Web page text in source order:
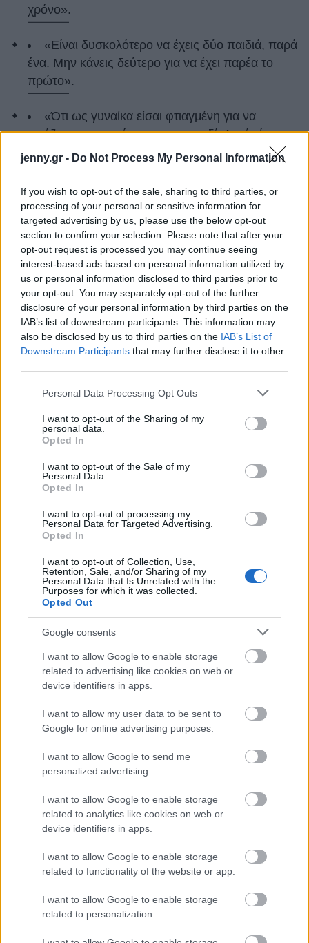
jenny.gr - Do Not Process My Personal Information
If you wish to opt-out of the sale, sharing to third parties, or
processing of your personal or sensitive information for
targeted advertising by us, please use the below opt-out
section to confirm your selection. Please note that after your
opt-out request is processed you may continue seeing
interest-based ads based on personal information utilized by
us or personal information disclosed to third parties prior to
your opt-out. You may separately opt-out of the further
disclosure of your personal information by third parties on the
IAB’s list of downstream participants. This information may
also be disclosed by us to third parties on the IAB’s List of
Downstream Participants that may further disclose it to other
Please note that this website/app uses one or more Google
not limited to your visit or usage behaviour. You may click to
grant or deny consent to Google and its third-party tags to
use your data for below specified purposes in below Google
consent section.
Personal Data Processing Opt Outs
I want to opt-out of the Sharing of my
personal data.
Opted In
I want to opt-out of the Sale of my
Personal Data.
Opted In
I want to opt-out of processing my
Personal Data for Targeted Advertising.
Opted In
I want to opt-out of Collection, Use,
Retention, Sale, and/or Sharing of my
Personal Data that Is Unrelated with the
Purposes for which it was collected.
Opted Out
Google consents
I want to allow Google to enable storage
related to advertising like cookies on web or
device identifiers in apps.
I want to allow my user data to be sent to
Google for online advertising purposes.
I want to allow Google to send me
personalized advertising.
I want to allow Google to enable storage
related to analytics like cookies on web or
device identifiers in apps.
I want to allow Google to enable storage
related to functionality of the website or app.
I want to allow Google to enable storage
related to personalization.
χρόνο».
«Είναι δυσκολότερο να έχεις δύο παιδιά, παρά
ένα. Μην κάνεις δεύτερο για να έχει παρέα το
πρώτο».
«Ότι ως γυναίκα είσαι φτιαγμένη για να
νοιάζεσαι περισσότερο για το παιδί. Αυτά είναι
βλακείες. Με εξαίρεση την παραγωγή μητρικού
ικανοποιήσουν τις ανάγκες του παιδιού. Το να
είσαι γονιός, είναι κάτι που το μαθαίνεις».
«Ότι δεν θα έχεις αγαπημένο παιδί. Φυσικά
και θα έχεις».
«Δεν σου λένε ότι το να βάζεις όρια στο παιδί
σου, είναι δυσκολότερο από όσο φαίνεται. Είναι
πολύ εύκολο να το κακομάθεις (ειδικά αν έχεις τα
μέσα) και ακόμη ευκολότερο να θέλεις να το
κλαίει ασταμάτητα. Είναι, επίσης, πανεύκολο να
κατηγορήσεις κάποιον άλλο για τα λάθη του
παιδιού σου. Μπορεί να τσακώνεσαι,
«Ότι γίνεται ευκολότερο με τον καιρό ή ότι
τελειώνει κάποια στιγμή. Δεν θα γίνει ευκολότερο
και δεν θα τελειώσει ποτέ. Ναι, η εφηβεία είναι η
δυσκολότερη περίοδος και είναι πανάκριβη,
ειδικά αν ασχολούνται και με αθλήματα. Μην
υποτιμάς τη δέσμευση που πήρες, είναι για μια
ζωή».
«Παραδοσιακά, η ανιδιοτέλεια είναι το
μεγαλύτερο κοπλιμέντο που μπορείς να κάνεις σε
μία μάνα, και είναι τεράστιο ψέμα. Όταν η επιτομή
της μητρότητας και της γυναικείας φύσης είναι να
χάνεις εντελώς τον εαυτό σου, το να είσαι
απόλυτα ανιδιοτελής μαθαίνει στα παιδιά –ειδικά
καλύτερες μητέρες, ηγέτιδες και δασκάλες όταν
δείχνουμε στα παιδιά την έννοια των ορίων, της
αυτοφροντίδας και του αυτοσεβασμού. Ναι, για
να είσαι παρούσα θα κάνεις αναπόφευκτες
θυσίες, αλλά δεν θα πρέπει να σε καθορίζει
απομονωθεί και δεν έχουν αλλάξει οι φιλίες μου.
Απλώς πρέπει να προσπαθώ λίγο περισσότερο».